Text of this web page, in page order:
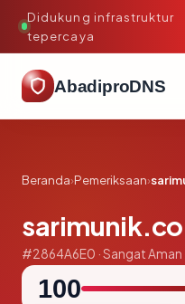
Didukung infrastruktur
tepercaya
AbadiproDNS
Beranda›Pemeriksaan›
#2864A6E0 · Sangat Aman
100